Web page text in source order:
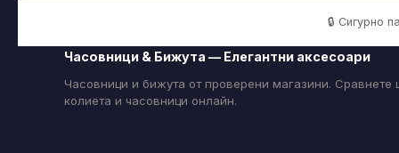
🔒 Сигурно
Часовници & Бижута — Елегантни аксесоари
Часовници и бижута от проверени магазини. Сравнете
колиета и часовници онлайн.